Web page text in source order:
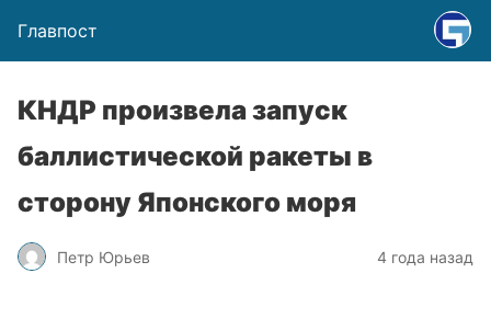
Главпост
КНДР произвела запуск
баллистической ракеты в
сторону Японского моря
Петр Юрьев 4 года назад